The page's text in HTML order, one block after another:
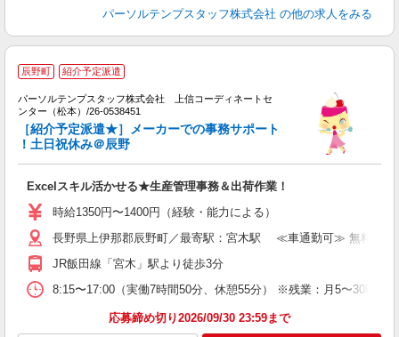
パーソルテンプスタッフ株式会社 の他の求人をみる
辰野町 紹介予定派遣
パーソルテンプスタッフ株式会社 上信コーディネートセ
ンター（松本）/26-0538451
［紹介予定派遣★］メーカーでの事務サポート
！土日祝休み＠辰野
Excelスキル活かせる★生産管理事務＆出荷作業！
時給1350円〜1400円（経験・能力による）
長野県上伊那郡辰野町／最寄駅：宮木駅 ≪車通勤可≫ 無料駐
JR飯田線「宮木」駅より徒歩3分
8:15〜17:00（実働7時間50分、休憩55分） ※残業：月5〜30時
応募締め切り2026/09/30 23:59まで